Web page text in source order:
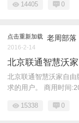
14405 0
点击重新加载 老周部落
2016-2-14
北京联通智慧沃
北京联通智慧沃家自
求的用户。 商用时间
15338 0